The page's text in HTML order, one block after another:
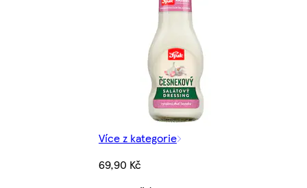
Více z kategorie
69,90 Kč